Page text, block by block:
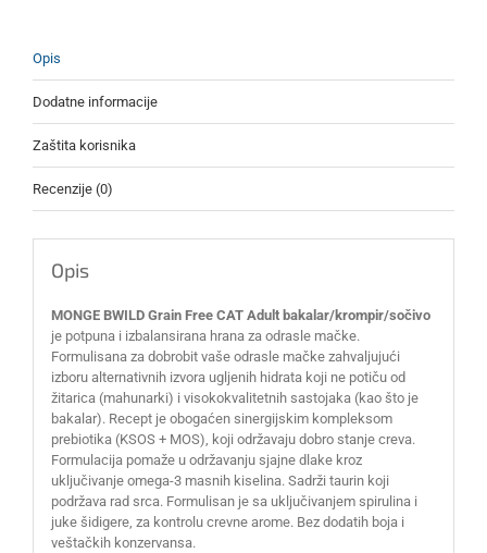
Opis
Dodatne informacije
Zaštita korisnika
Recenzije (0)
Opis
MONGE BWILD Grain Free CAT Adult bakalar/krompir/sočivo
je potpuna i izbalansirana hrana za odrasle mačke.
Formulisana za dobrobit vaše odrasle mačke zahvaljujući
izboru alternativnih izvora ugljenih hidrata koji ne potiču od
žitarica (mahunarki) i visokokvalitetnih sastojaka (kao što je
bakalar). Recept je obogaćen sinergijskim kompleksom
prebiotika (KSOS + MOS), koji održavaju dobro stanje creva.
Formulacija pomaže u održavanju sjajne dlake kroz
uključivanje omega-3 masnih kiselina. Sadrži taurin koji
podržava rad srca. Formulisan je sa uključivanjem spirulina i
juke šidigere, za kontrolu crevne arome. Bez dodatih boja i
veštačkih konzervansa.